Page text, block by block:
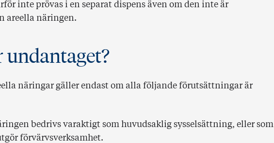
inte prövas i en separat dispens även om den inte är
areella näringen.
undantaget?
näringar gäller endast om alla följande förutsättningar är
bedrivs varaktigt som huvudsaklig sysselsättning, eller som
förvärvsverksamhet.